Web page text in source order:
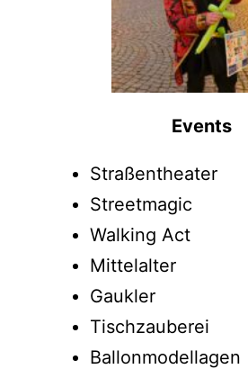
Events
Straßentheater
Streetmagic
Walking Act
Mittelalter
Gaukler
Tischzauberei
Ballonmodellagen